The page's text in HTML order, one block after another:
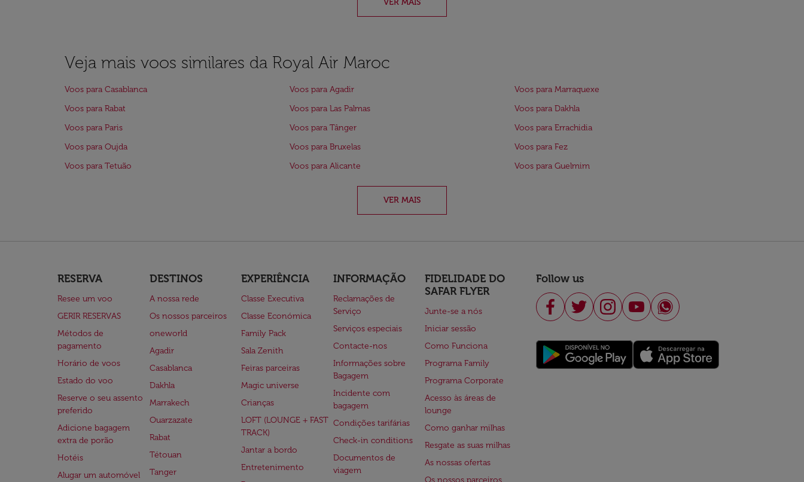
VER MAIS
Veja mais voos similares da Royal Air Maroc
Voos para Casablanca Voos para Agadir
Voos para Marraquexe
Voos para Rabat
Voos para Las Palmas
Voos para Dakhla
Voos para Paris
Voos para Tânger
Voos para Errachidia
Voos para Oujda
Voos para Bruxelas
Voos para Fez
Voos para Tetuão
Voos para Alicante Voos para Guelmim
VER MAIS
RESERVA
Resee um voo
GERIR RESERVAS
Métodos de
pagamento
Horário de voos
Estado do voo
Reserve o seu assento
preferido
Adicione bagagem
extra de porão
Hotéis
Alugar um automóvel
DESTINOS
A nossa rede
Os nossos parceiros
oneworld
Agadir
Casablanca
Dakhla
Marrakech
Ouarzazate
Rabat
Tétouan
Tanger
EXPERIÊNCIA
Classe Executiva
Classe Económica
Family Pack
Sala Zenith
Feiras parceiras
Magic universe
Crianças
LOFT (LOUNGE + FAST
TRACK)
Jantar a bordo
Entretenimento
INFORMAÇÃO
Reclamações de
Serviço
Serviços especiais
Contacte-nos
Informações sobre
Bagagem
Incidente com
bagagem
Condições tarifárias
Check-in conditions
Documentos de
viagem
FIDELIDADE DO
SAFAR FLYER
Junte-se a nós
Iniciar sessão
Como Funciona
Programa Family
Programa Corporate
Acesso às áreas de
lounge
Como ganhar milhas
Resgate as suas milhas
As nossas ofertas
Os nossos parceiros
Follow us